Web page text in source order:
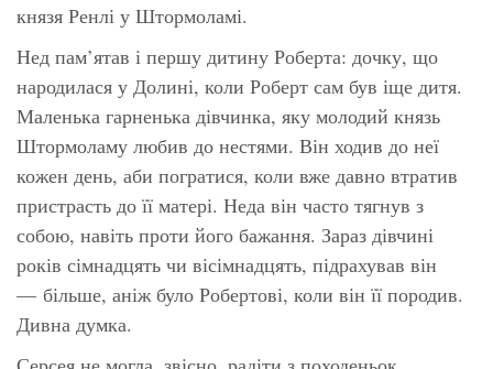
князя Ренлі у Штормоламі.
Нед пам’ятав і першу дитину Роберта: дочку, що
народилася у Долині, коли Роберт сам був іще дитя.
Маленька гарненька дівчинка, яку молодий князь
Штормоламу любив до нестями. Він ходив до неї
кожен день, аби погратися, коли вже давно втратив
пристрасть до її матері. Неда він часто тягнув з
собою, навіть проти його бажання. Зараз дівчині
років сімнадцять чи вісімнадцять, підрахував він
— більше, аніж було Робертові, коли він її породив.
Дивна думка.